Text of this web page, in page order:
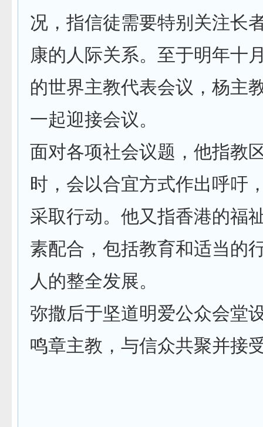
况，指信徒需要特别关注长
康的人际关系。至于明年十
的世界主教代表会议，杨主
一起迎接会议。
面对各项社会议题，他指教
时，会以合宜方式作出呼吁
采取行动。他又指香港的福
素配合，包括教育和适当的
人的整全发展。
弥撒后于坚道明爱公众会堂
鸣章主教，与信众共聚并接